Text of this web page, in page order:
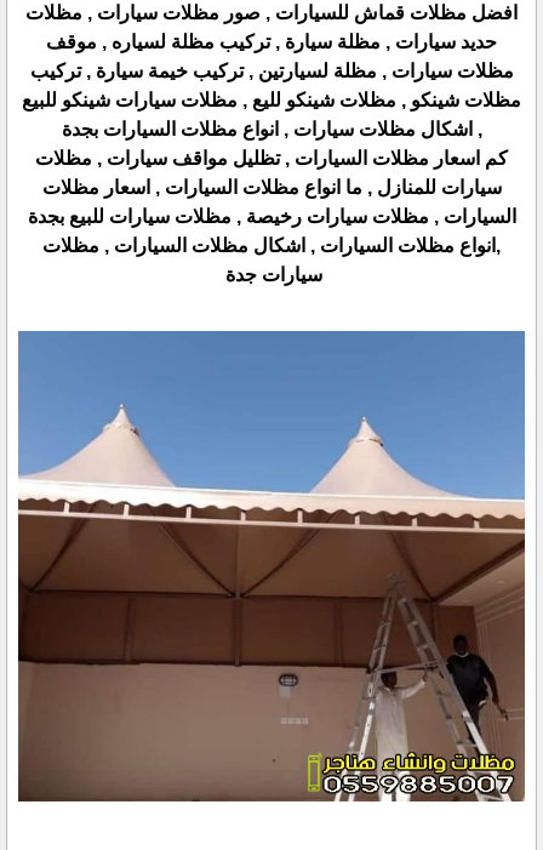
افضل مظلات قماش للسيارات , صور مظلات سيارات , مظلات
حديد سيارات , مظلة سيارة , تركيب مظلة لسياره , موقف
مظلات سيارات , مظلة لسيارتين , تركيب خيمة سيارة , تركيب
مظلات شينكو , مظلات شينكو لليع , مظلات سيارات شينكو للبيع
, اشكال مظلات سيارات , انواع مظلات السيارات بجدة
كم اسعار مظلات السيارات , تظليل مواقف سيارات , مظلات
سيارات للمنازل , ما انواع مظلات السيارات , اسعار مظلات
السيارات , مظلات سيارات رخيصة , مظلات سيارات للبيع بجدة
,انواع مظلات السيارات , اشكال مظلات السيارات , مظلات
سيارات جدة